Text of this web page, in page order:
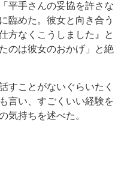
平手さんの妥協を許さな
臨めた。彼女と向き合う
方なくこうしました』と
のは彼女のおかげ」と絶
すことがないぐらいたく
言い、すごくいい経験を
気持ちを述べた。